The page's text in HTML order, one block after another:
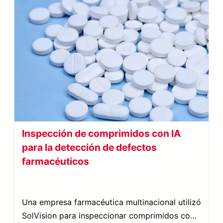
Inspección de comprimidos con IA
para la detección de defectos
farmacéuticos
Una empresa farmacéutica multinacional utilizó
SolVision para inspeccionar comprimidos con